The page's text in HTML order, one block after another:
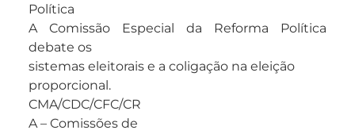
Política
A Comissão Especial da Reforma Política
debate os
sistemas eleitorais e a coligação na eleição
proporcional.
CMA/CDC/CFC/CR
A – Comissões de